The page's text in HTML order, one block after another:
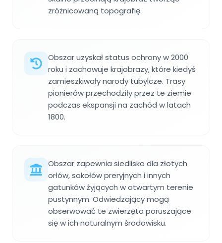
zróżnicowaną topografię.
Obszar uzyskał status ochrony w 2000
roku i zachowuje krajobrazy, które kiedyś
zamieszkiwały narody tubylcze. Trasy
pionierów przechodziły przez te ziemie
podczas ekspansji na zachód w latach
1800.
Obszar zapewnia siedlisko dla złotych
orłów, sokołów preryjnych i innych
gatunków żyjących w otwartym terenie
pustynnym. Odwiedzający mogą
obserwować te zwierzęta poruszające
się w ich naturalnym środowisku.